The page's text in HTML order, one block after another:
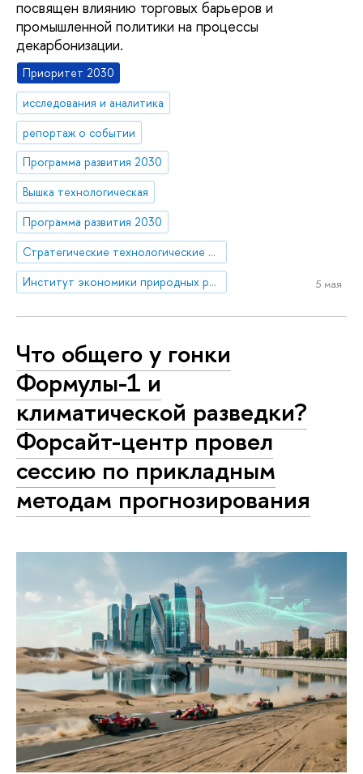
посвящен влиянию торговых барьеров и
промышленной политики на процессы
декарбонизации.
Приоритет 2030
исследования и аналитика
репортаж о событии
Программа развития 2030
Вышка технологическая
Программа развития 2030
Стратегические технологические проекты
Институт экономики природных ресурсов и изменения климата
5 мая
Что общего у гонки
Формулы-1 и
климатической разведки?
Форсайт-центр провел
сессию по прикладным
методам прогнозирования